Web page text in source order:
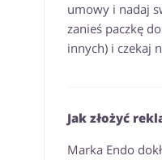
umowy i nadaj
zanieś paczkę
innych) i czekaj
Jak złożyć
Marka Endo